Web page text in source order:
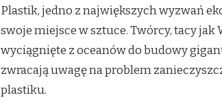
Plastik, jedno z największych wyzwań
swoje miejsce w sztuce. Twórcy, tacy
wyciągnięte z oceanów do budowy
zwracają uwagę na problem
plastiku.